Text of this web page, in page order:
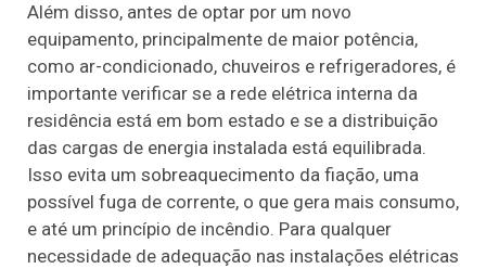
Além disso, antes de optar por um novo
equipamento, principalmente de maior potência,
como ar-condicionado, chuveiros e refrigeradores, é
importante verificar se a rede elétrica interna da
residência está em bom estado e se a distribuição
das cargas de energia instalada está equilibrada.
Isso evita um sobreaquecimento da fiação, uma
possível fuga de corrente, o que gera mais consumo,
e até um princípio de incêndio. Para qualquer
necessidade de adequação nas instalações elétricas